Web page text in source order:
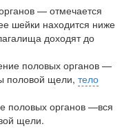
— отмечает­ся
шейки находится ниже
доходят до
половых органов —
половой щели, тело
половых органов —вся
щели.